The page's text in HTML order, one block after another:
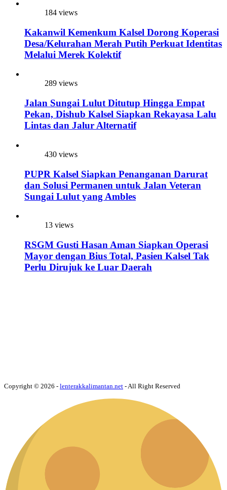
184 views
Kakanwil Kemenkum Kalsel Dorong Koperasi
Desa/Kelurahan Merah Putih Perkuat Identitas
Melalui Merek Kolektif
289 views
Jalan Sungai Lulut Ditutup Hingga Empat
Pekan, Dishub Kalsel Siapkan Rekayasa Lalu
Lintas dan Jalur Alternatif
430 views
PUPR Kalsel Siapkan Penanganan Darurat
dan Solusi Permanen untuk Jalan Veteran
Sungai Lulut yang Ambles
13 views
RSGM Gusti Hasan Aman Siapkan Operasi
Mayor dengan Bius Total, Pasien Kalsel Tak
Perlu Dirujuk ke Luar Daerah
Copyright © 2026 - lenterakkalimantan.net - All Right Reserved